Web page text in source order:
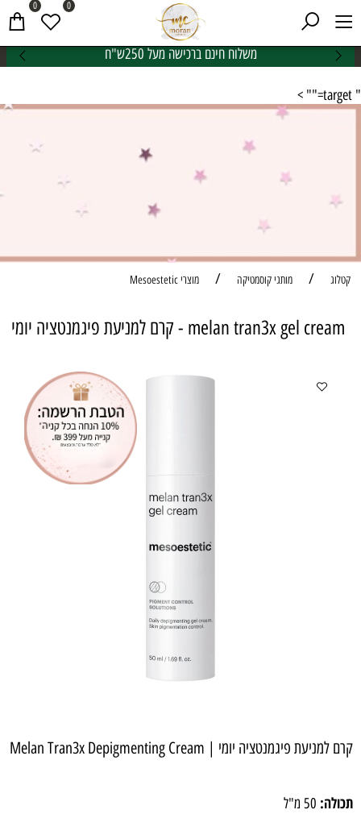
משלוח חינם ברכישה מעל 250ש"ח
0 0
" target="" >
קטלוג / מותגי קוסמטיקה / מוצרי Mesoestetic
melan tran3x gel cream - קרם למניעת פיגמנטציה יומי
קרם למניעת פיגמנטציה יומי | Melan Tran3x Depigmenting Cream
תכולה: